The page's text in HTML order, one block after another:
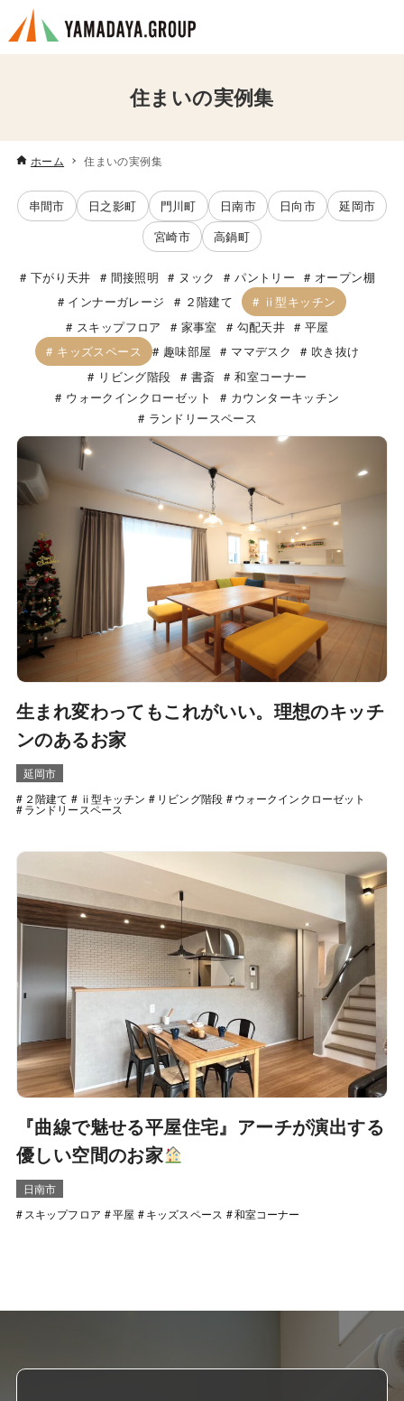
住まいの実例集
ホーム 住まいの実例集
串間市 日之影町 門川町 日南市 日向市
延岡市
宮崎市
高鍋町
下がり天井 間接照明 ヌック パントリー
オープン棚
インナーガレージ
２階建て
ⅱ型キッチン
スキップフロア
家事室 勾配天井
平屋
キッズスペース
趣味部屋 ママデスク
吹き抜け
リビング階段
書斎
和室コーナー
ウォークインクローゼット
カウンターキッチン
ランドリースペース
生まれ変わってもこれがいい。理想のキッチ
ンのあるお家
延岡市
２階建て
ⅱ型キッチン リビング階段 ウォークインクローゼット
ランドリースペース
『曲線で魅せる平屋住宅』アーチが演出する
優しい空間のお家
日南市
スキップフロア
平屋 キッズスペース 和室コーナー